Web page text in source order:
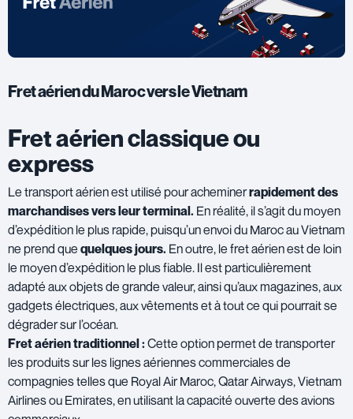
Fret aérien du Maroc vers le Vietnam
Fret aérien classique ou
express
Le transport aérien est utilisé pour acheminerrapidement des
marchandises vers leur terminal. En réalité, il s’agit du moyen
d’expédition le plus rapide, puisqu’un envoi du Maroc au Vietnam
ne prend que quelques jours. En outre, le fret aérien est de loin
le moyen d’expédition le plus fiable. Il est particulièrement
adapté aux objets de grande valeur, ainsi qu’aux magazines, aux
gadgets électriques, aux vêtements et à tout ce qui pourrait se
dégrader sur l’océan.
Fret aérien traditionnel :Cette option permet de transporter
les produits sur les lignes aériennes commerciales de
compagnies telles que Royal Air Maroc,Qatar Airways,Vietnam
Airlinesou Emirates, en utilisant la capacité ouverte des avions